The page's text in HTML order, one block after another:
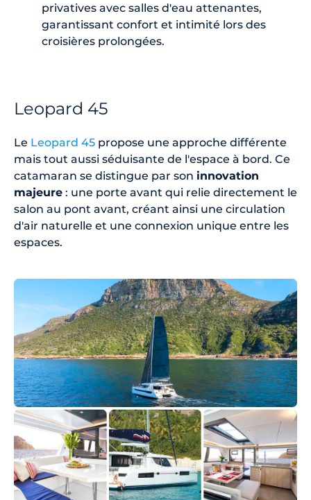
privatives avec salles d'eau attenantes,
garantissant confort et intimité lors des
croisières prolongées.
Leopard 45
Le Leopard 45 propose une approche différente
mais tout aussi séduisante de l'espace à bord. Ce
catamaran se distingue par son innovation
majeure : une porte avant qui relie directement le
salon au pont avant, créant ainsi une circulation
d'air naturelle et une connexion unique entre les
espaces.